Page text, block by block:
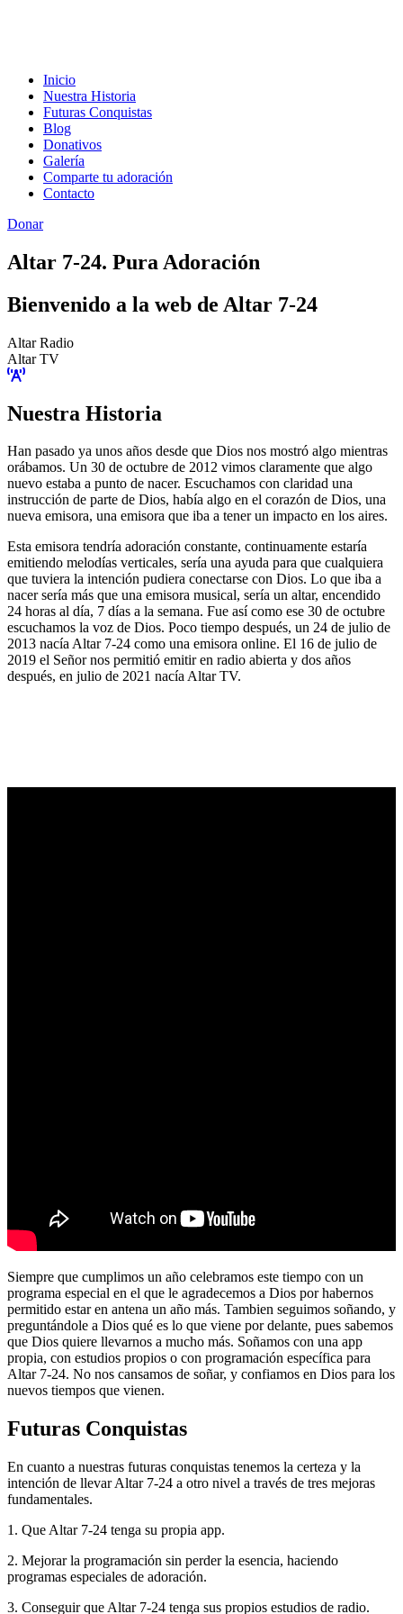
Inicio
Nuestra Historia
Futuras Conquistas
Blog
Donativos
Galería
Comparte tu adoración
Contacto
Donar
Altar 7-24. Pura Adoración
Bienvenido a la web de Altar 7-24
Altar Radio
Altar TV
Nuestra Historia
Han pasado ya unos años desde que Dios nos mostró algo mientras
orábamos. Un 30 de octubre de 2012 vimos claramente que algo
nuevo estaba a punto de nacer. Escuchamos con claridad una
instrucción de parte de Dios, había algo en el corazón de Dios, una
nueva emisora, una emisora que iba a tener un impacto en los aires.
Esta emisora tendría adoración constante, continuamente estaría
emitiendo melodías verticales, sería una ayuda para que cualquiera
que tuviera la intención pudiera conectarse con Dios. Lo que iba a
nacer sería más que una emisora musical, sería un altar, encendido
24 horas al día, 7 días a la semana. Fue así como ese 30 de octubre
escuchamos la voz de Dios. Poco tiempo después, un 24 de julio de
2013 nacía Altar 7-24 como una emisora online. El 16 de julio de
2019 el Señor nos permitió emitir en radio abierta y dos años
después, en julio de 2021 nacía Altar TV.
Siempre que cumplimos un año celebramos este tiempo con un
programa especial en el que le agradecemos a Dios por habernos
permitido estar en antena un año más. Tambien seguimos soñando, y
preguntándole a Dios qué es lo que viene por delante, pues sabemos
que Dios quiere llevarnos a mucho más. Soñamos con una app
propia, con estudios propios o con programación específica para
Altar 7-24. No nos cansamos de soñar, y confiamos en Dios para los
nuevos tiempos que vienen.
Futuras Conquistas
En cuanto a nuestras futuras conquistas tenemos la certeza y la
intención de llevar Altar 7-24 a otro nivel a través de tres mejoras
fundamentales.
1. Que Altar 7-24 tenga su propia app.
2. Mejorar la programación sin perder la esencia, haciendo
programas especiales de adoración.
3. Conseguir que Altar 7-24 tenga sus propios estudios de radio.